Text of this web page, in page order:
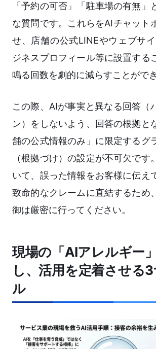
「予約の可否」「駐車場の有無」
な質問です。これらをAIチャット
せ、店舗の公式LINEやウェブサ
ジネスプロフィール等に設置する
鳴る回数を劇的に減らすことができ
この際、AIが事実と異なる回答（
ン）をしないよう、回答の根拠と
舗の公式情報のみ」に限定するグ
（根拠づけ）の設定が不可欠です
いて、誤った情報をお客様に伝え
致命的なクレームに直結するため
御は厳密に行ってください。
現場の「AIアレルギー
し、活用を定着させる
ル